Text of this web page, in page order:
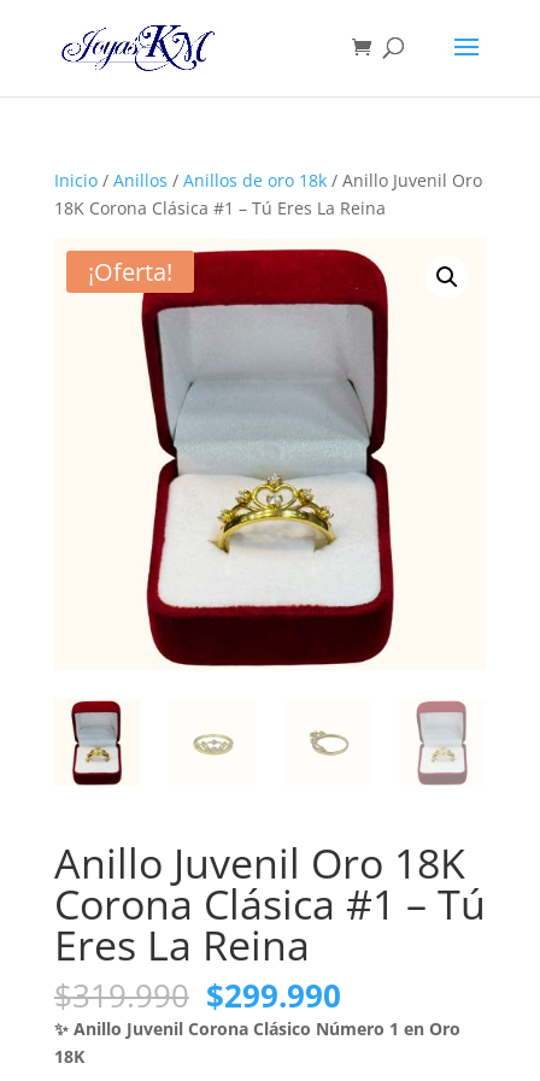
Inicio/ Anillos / Anillos de oro 18k/ Anillo Juvenil Oro
18K Corona Clásica #1 – Tú Eres La Reina
¡Oferta!
Anillo Juvenil Oro 18K
Corona Clásica #1 – Tú
Eres La Reina
$319.990 El
precio
original
$299.990El
precio
actual
✨ Anillo Juvenil Corona Clásico Número 1 en Oro
18K